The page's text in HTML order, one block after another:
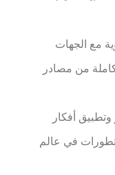
مع الجهات
كاملة من مصادر
وتطبيق أفكار
في عالم